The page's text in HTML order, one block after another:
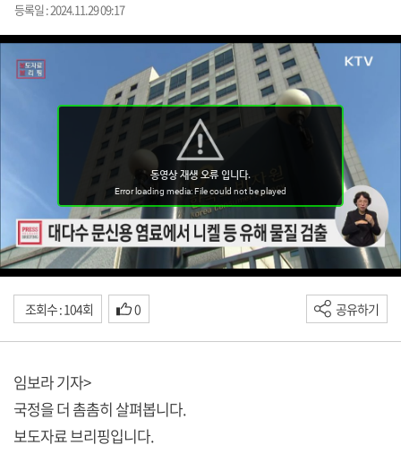
등록일 : 2024.11.29 09:17
조회수 : 104회 0 공유하기
임보라 기자>
국정을 더 촘촘히 살펴봅니다.
보도자료 브리핑입니다.